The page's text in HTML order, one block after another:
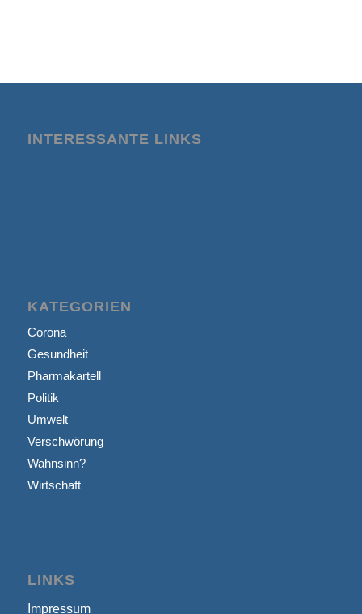
INTERESSANTE LINKS
KATEGORIEN
Corona
Gesundheit
Pharmakartell
Politik
Umwelt
Verschwörung
Wahnsinn?
Wirtschaft
LINKS
Impressum